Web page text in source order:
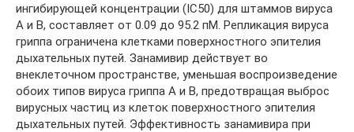
ингибирующей концентрации (IC50) для штаммов вируса
А и В, составляет от 0.09 до 95.2 пМ. Репликация вируса
гриппа ограничена клетками поверхностного эпителия
дыхательных путей. Занамивир действует во
внеклеточном пространстве, уменьшая воспроизведение
обоих типов вируса гриппа А и В, предотвращая выброс
вирусных частиц из клеток поверхностного эпителия
дыхательных путей. Эффективность занамивира при